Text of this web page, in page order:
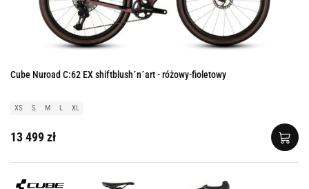
Cube Nuroad C:62 EX shiftblush´n´art - różowy-fioletowy
XS S M L XL
13 499 zł